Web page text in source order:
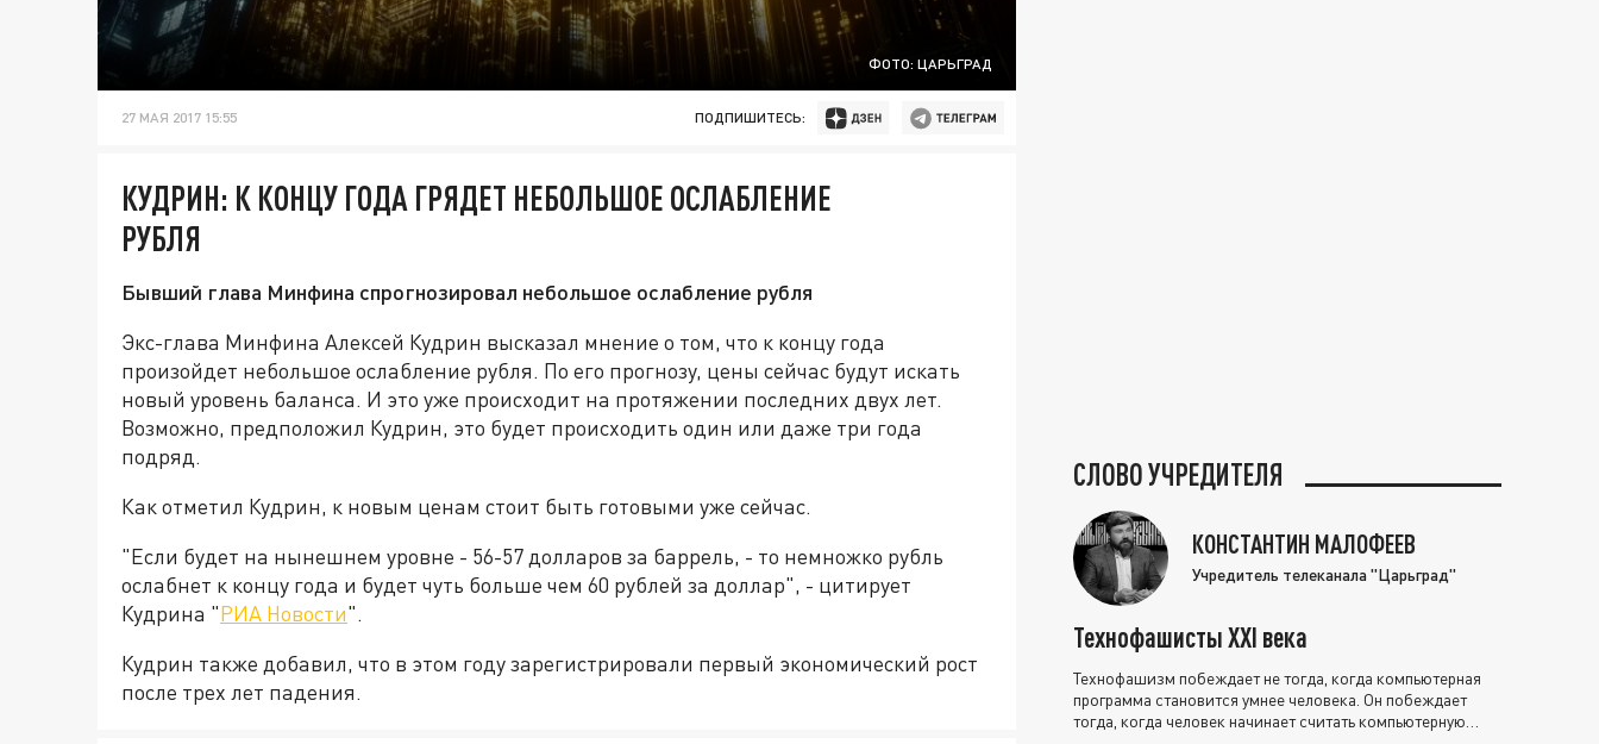
ФОТО: ЦАРЬГРАД
27 МАЯ 2017 15:55 ПОДПИШИТЕСЬ:
КУДРИН: К КОНЦУ ГОДА ГРЯДЕТ НЕБОЛЬШОЕ ОСЛАБЛЕНИЕ
РУБЛЯ
Бывший глава Минфина спрогнозировал небольшое ослабление рубля
Экс-глава Минфина Алексей Кудрин высказал мнение о том, что к концу года
произойдет небольшое ослабление рубля. По его прогнозу, цены сейчас будут искать
новый уровень баланса. И это уже происходит на протяжении последних двух лет.
Возможно, предположил Кудрин, это будет происходить один или даже три года
подряд.
Как отметил Кудрин, к новым ценам стоит быть готовыми уже сейчас.
"Если будет на нынешнем уровне - 56-57 долларов за баррель, - то немножко рубль
ослабнет к концу года и будет чуть больше чем 60 рублей за доллар", - цитирует
Кудрина "РИА Новости".
Кудрин также добавил, что в этом году зарегистрировали первый экономический рост
после трех лет падения.
СЛОВО УЧРЕДИТЕЛЯ
КОНСТАНТИН МАЛОФЕЕВ
Учредитель телеканала "Царьград"
Технофашисты XXI века
Технофашизм побеждает не тогда, когда компьютерная
программа становится умнее человека. Он побеждает
тогда, когда человек начинает считать компьютерную